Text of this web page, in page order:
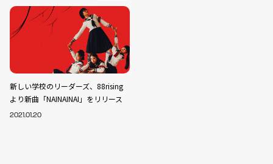
新しい学校のリーダーズ、88rising
より新曲「NAINAINAI」をリリース
2021.01.20